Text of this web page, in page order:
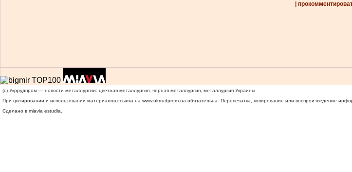
|
(c) Укррудпром — новости металлургии: цветная металлургия, черная металлургия, металлургия Украины
При цитировании и использовании материалов ссылка на www.ukrrudprom.ua обязательна. Перепечатка, копирование или воспроизведение
Сделано в miavia estudia.